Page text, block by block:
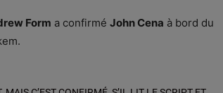
Form a confirmé John Cena à bord du